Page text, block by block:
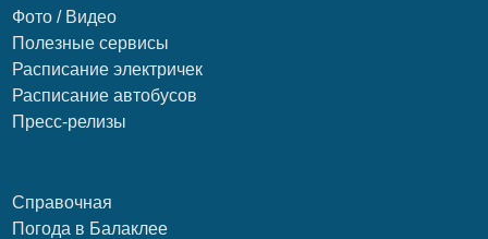
Фото / Видео
Полезные сервисы
Расписание электричек
Расписание автобусов
Пресс-релизы
Справочная
Погода в Балаклее